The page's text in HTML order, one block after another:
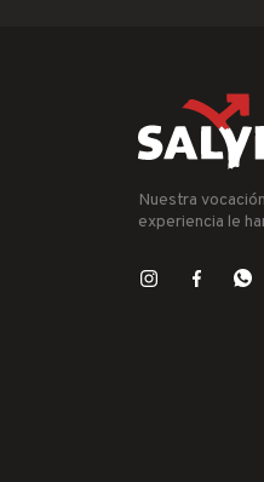
Nuestra
experiencia le